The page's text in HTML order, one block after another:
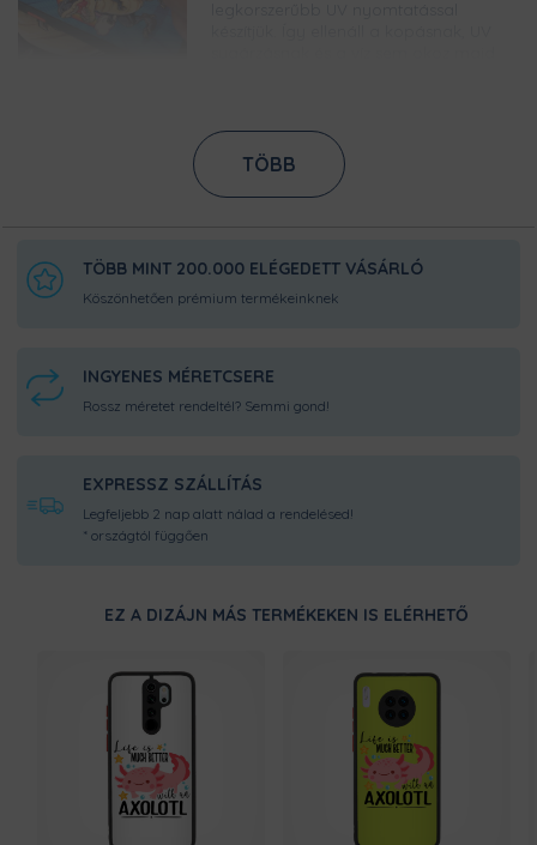
GUMÍROZOTT KERET
tapadásról, így telefonod nem fog
kicsúszni a kezedből. A hangerőt
könnyedén tudod majd állítani, akár a
KIEMELT KAMERASZEGÉLYEK
karcoknak a lencsén. A gumírozott
káva leeséskor elnyeli az ütés erejét, így
akadályozva az esetleges törést. Így
ÜTÉSÁLLÓ KIALAKÍTÁS
telefondora, hogy a lehető
legnagyobb fokú védelmet biztosítsa
neki. Nem lötyög, nem csúszkál benne
a mobil, így attól sem kell tartanod, ha
néha lepottyan a földre.
TÖBB
TÖBB MINT 200.000 ELÉGEDETT VÁSÁRLÓ
Köszönhetően prémium termékeinknek
INGYENES MÉRETCSERE
Rossz méretet rendeltél? Semmi gond!
EXPRESSZ SZÁLLÍTÁS
Legfeljebb 2 nap alatt nálad a rendelésed!
* országtól függően
EZ A DIZÁJN MÁS TERMÉKEKEN IS ELÉRHETŐ